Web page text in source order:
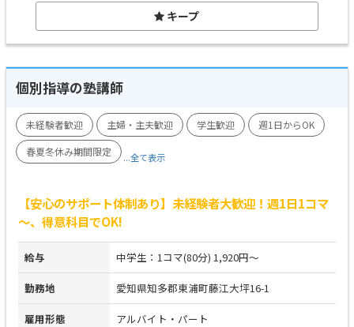
キープ
個別指導の塾講師
未経験者歓迎 主婦・主夫歓迎 学生歓迎
週1日からOK
春夏冬休み期間限定
...全て表示
【安心のサポート体制あり】未経験者大歓迎！週1日1コマ
～、得意科目でOK!
給与 中学生：1コマ(80分) 1,920円～
勤務地 愛知県知多郡東浦町藤江大坪16-1
雇用形態 アルバイト・パート